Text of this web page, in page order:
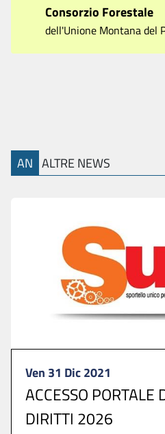
Consorzio Forestale
dell'Unione Montana del
AN ALTRE NEWS
Ven 31 Dic 2021
ACCESSO PORTALE
DIRITTI 2026